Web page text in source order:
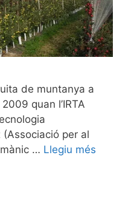
de muntanya a
quan l’IRTA
(Associació per al
… Llegiu més